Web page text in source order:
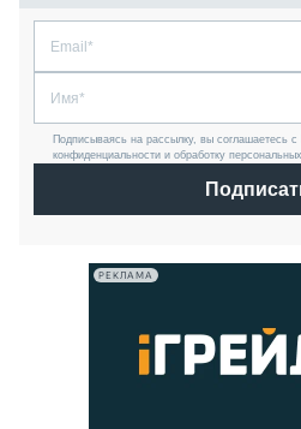
Подписываясь на рассылку, вы соглашаетесь
конфиденциальности и обработку
РЕКЛАМА